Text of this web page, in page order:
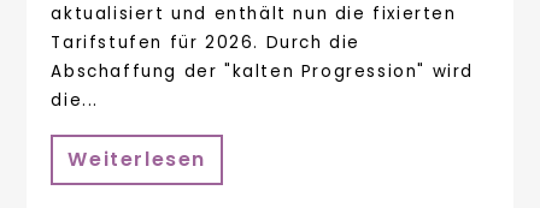
aktualisiert und enthält nun die fixierten
Tarifstufen für 2026. Durch die
Abschaffung der "kalten Progression" wird
die...
Weiterlesen